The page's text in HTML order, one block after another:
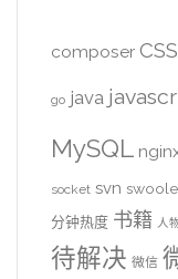
composer CSS
go java
MySQL
socket svn swoole
分钟热度 书籍 人
待解决 微信